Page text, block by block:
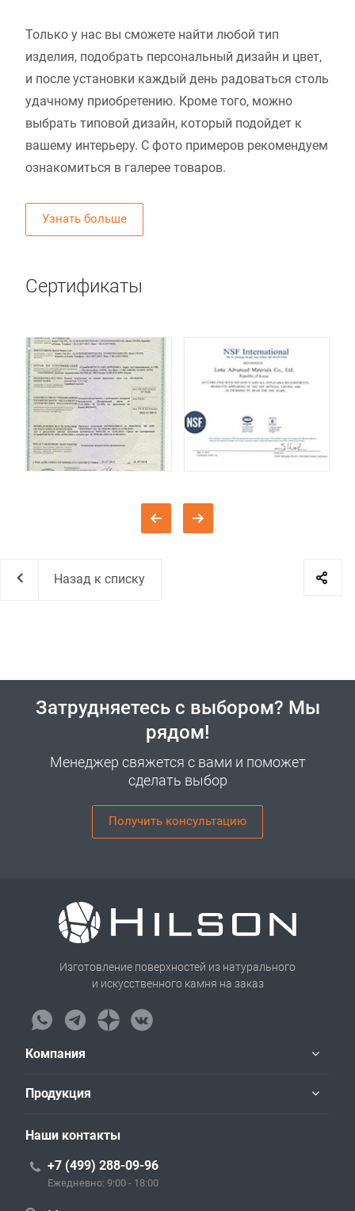
Только у нас вы сможете найти любой тип
изделия, подобрать персональный дизайн и цвет,
и после установки каждый день радоваться столь
удачному приобретению. Кроме того, можно
выбрать типовой дизайн, который подойдет к
вашему интерьеру. С фото примеров рекомендуем
ознакомиться в галерее товаров.
Узнать больше
Сертификаты
Назад к списку
Затрудняетесь с выбором? Мы
рядом!
Менеджер свяжется с вами и поможет
сделать выбор
Получить консультацию
Изготовление поверхностей из натурального
и искусственного камня на заказ
Компания
Продукция
Наши контакты
+7 (499) 288-09-96
Ежедневно: 9:00 - 18:00